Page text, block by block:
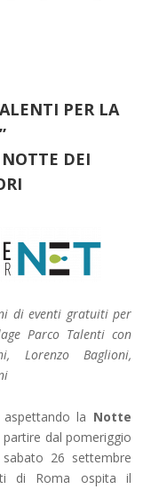
PER LA
DEI
di eventi gratuiti per
Parco Talenti con
Lorenzo Baglioni,
la Notte
partire dal pomeriggio
26 settembre
di Roma ospita il